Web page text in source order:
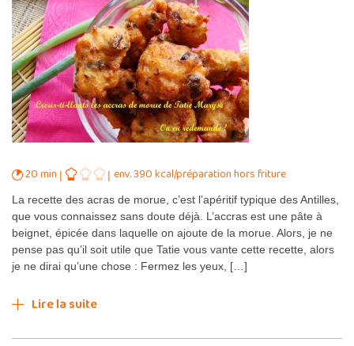
20 min env. 390 kcal/préparation hors friture
La recette des acras de morue, c’est l’apéritif typique des Antilles,
que vous connaissez sans doute déjà. L’accras est une pâte à
beignet, épicée dans laquelle on ajoute de la morue. Alors, je ne
pense pas qu’il soit utile que Tatie vous vante cette recette, alors
je ne dirai qu’une chose : Fermez les yeux, […]
Lire la suite